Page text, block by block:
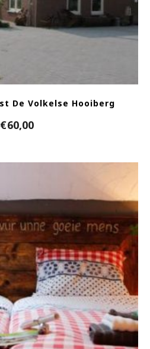
De Volkelse Hooiberg
€60,00